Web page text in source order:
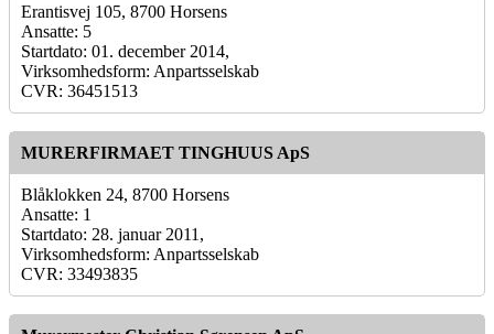
Erantisvej 105, 8700 Horsens
Ansatte: 5
Startdato: 01. december 2014,
Virksomhedsform: Anpartsselskab
CVR: 36451513
MURERFIRMAET TINGHUUS ApS
Blåklokken 24, 8700 Horsens
Ansatte: 1
Startdato: 28. januar 2011,
Virksomhedsform: Anpartsselskab
CVR: 33493835